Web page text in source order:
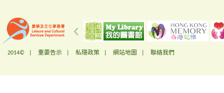
2014© | 重要告示 私隱政策 網站地圖 聯絡我們